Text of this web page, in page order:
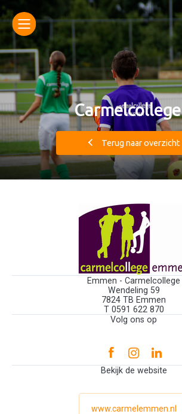
Carmelcollege
Terug naar overzicht
Emmen - Carmelcollege
Wendeling 59
7824 TB Emmen
T 0591 622 870
Volg ons op
Bekijk de website
www.carmelemmen.nl